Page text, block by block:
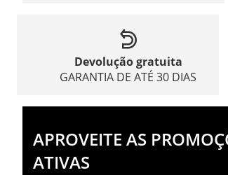
Devolução gratuita
GARANTIA DE ATÉ 30 DIAS
APROVEITE AS
ATIVAS